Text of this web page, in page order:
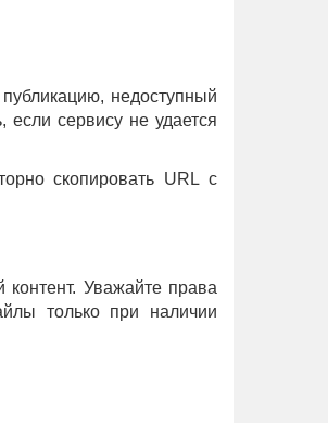
недоступный
если сервису не удается
скопировать URL с
контент. Уважайте права
только при наличии